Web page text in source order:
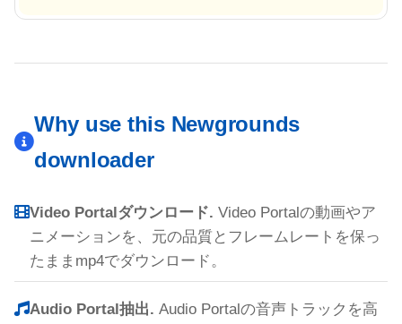
Why use this Newgrounds
downloader
Video Portalダウンロード. Video Portalの動画やア
ニメーションを、元の品質とフレームレートを保っ
たままmp4でダウンロード。
Audio Portal抽出. Audio Portalの音声トラックを高